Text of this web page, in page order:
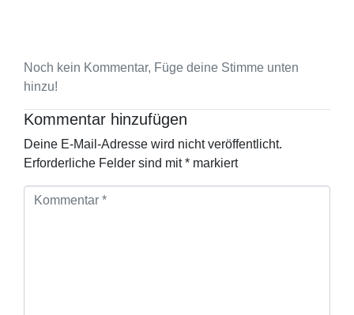
Noch kein Kommentar, Füge deine Stimme unten
hinzu!
Kommentar hinzufügen
Deine E-Mail-Adresse wird nicht veröffentlicht.
Erforderliche Felder sind mit* markiert
K